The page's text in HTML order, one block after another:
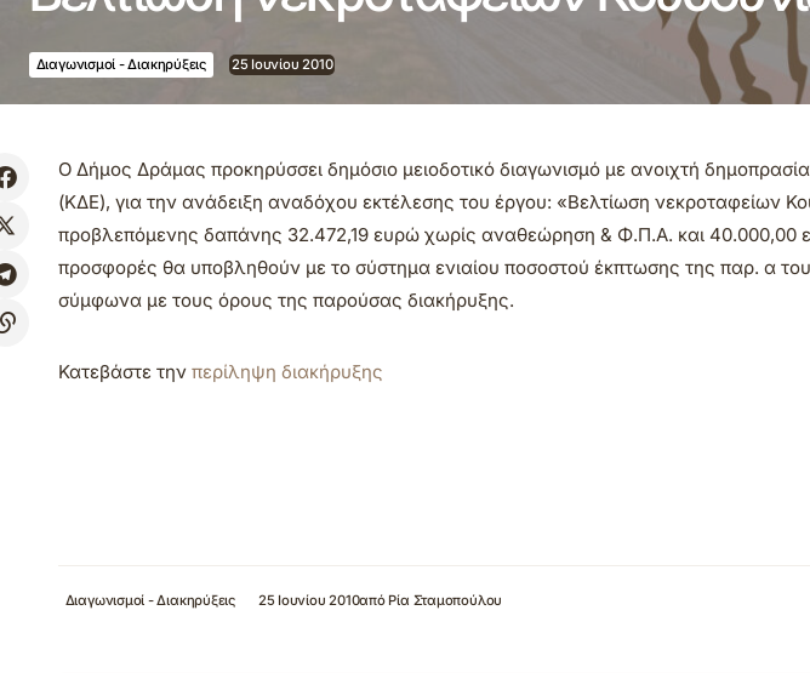
Διαγωνισμοί - Διακηρύξεις 25 Ιουνίου 2010
Ο Δήμος Δράμας προκηρύσσει δημόσιο μειοδοτικό διαγωνισμό με ανοιχτή
(ΚΔΕ), για την ανάδειξη αναδόχου εκτέλεσης του έργου: «Βελτίωση νεκροταφείων
προβλεπόμενης δαπάνης 32.472,19 ευρώ χωρίς αναθεώρηση & Φ.Π.Α. και 40.000,00
προσφορές θα υποβληθούν με το σύστημα ενιαίου ποσοστού έκπτωσης της παρ. α
σύμφωνα με τους όρους της παρούσας διακήρυξης.
Κατεβάστε την περίληψη διακήρυξης
Διαγωνισμοί - Διακηρύξεις 25 Ιουνίου 2010από Ρία Σταμοπούλου